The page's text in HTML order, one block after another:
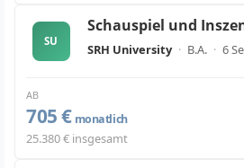
SU
Schauspiel und
SRH University · B.A. · 6
AB
705 € monatlich
25.380 € insgesamt